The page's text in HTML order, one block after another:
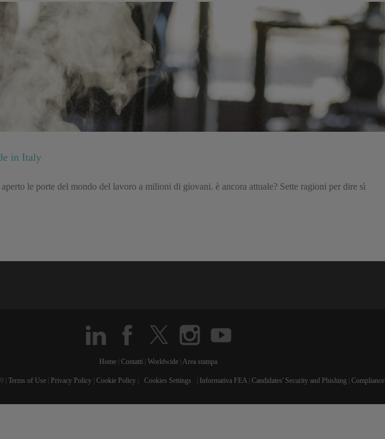
in Italy
le porte del mondo del lavoro a milioni di giovani. è ancora attuale? Sette ragioni per dire sì
Home Contatti Worldwide Area stampa
| Terms of Use Privacy Policy Cookie Policy Cookies Settings Informativa FEA Candidates' Security and Phishing Compliance